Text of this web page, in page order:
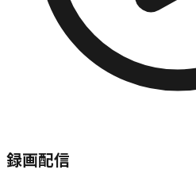
録画配信